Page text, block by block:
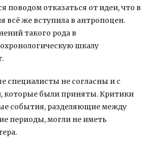
поводом отказаться от идеи, что в
всё же вступила в антропоцен.
такого рода в
шкалу
специалисты не согласны и с
которые были приняты. Критики
события, разделяющие между
периоды, могли не иметь